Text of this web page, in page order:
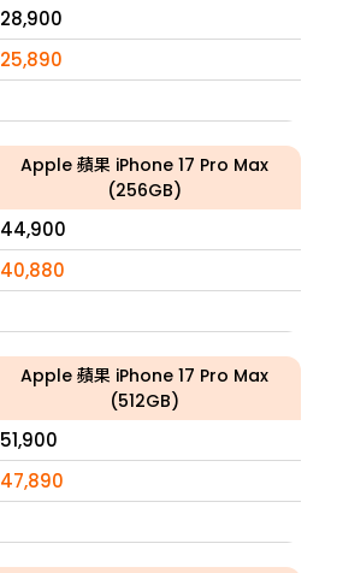
28,900
25,890
Apple 蘋果 iPhone 17 Pro Max
(256GB)
44,900
40,880
Apple 蘋果 iPhone 17 Pro Max
(512GB)
51,900
47,890